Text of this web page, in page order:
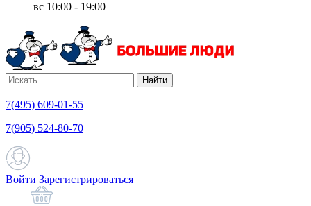
вс 10:00 - 19:00
Найти
7(495) 609-01-55
7(905) 524-80-70
Войти Зарегистрироваться